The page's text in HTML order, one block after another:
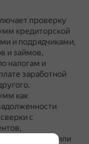
проверку
кредиторской
и подрядчиками,
и займов,
налогам и
заработной
как
с
или